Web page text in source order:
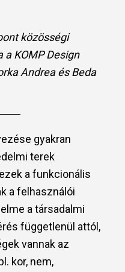
közösségi
a KOMP Design
Andrea és Beda
gyakran
terek
a funkcionális
a felhasználói
a társadalmi
függetlenül attól,
vannak az
kor, nem,